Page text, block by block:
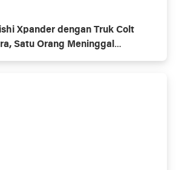
Xpander dengan Truk Colt
Satu Orang Meninggal